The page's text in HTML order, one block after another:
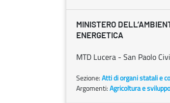
MINISTERO
ENERGETICA
MTD Lucera - San Paolo
Sezione:Atti di organi statali e
Argomenti:Agricoltura e